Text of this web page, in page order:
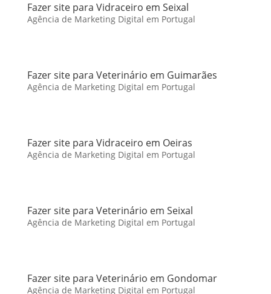
Fazer site para Vidraceiro em Seixal
Agência de Marketing Digital em Portugal
Fazer site para Veterinário em Guimarães
Agência de Marketing Digital em Portugal
Fazer site para Vidraceiro em Oeiras
Agência de Marketing Digital em Portugal
Fazer site para Veterinário em Seixal
Agência de Marketing Digital em Portugal
Fazer site para Veterinário em Gondomar
Agência de Marketing Digital em Portugal